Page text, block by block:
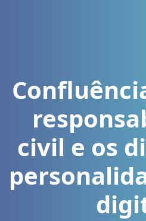
civil e os